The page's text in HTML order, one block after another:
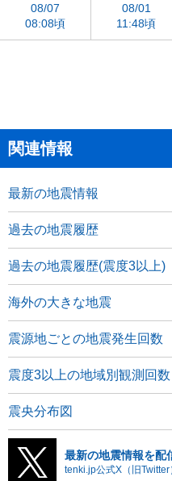
08/07
08:08頃
08/01
11:48頃
関連情報
最新の地震情報
過去の地震履歴
過去の地震履歴(震度3以上)
海外の大きな地震
震源地ごとの地震発生回数
震度3以上の地域別観測回数
震央分布図
最新の地震情報を配
tenki.jp公式X（旧Twitter